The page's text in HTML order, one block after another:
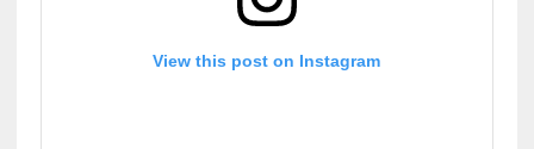
View this post on Instagram